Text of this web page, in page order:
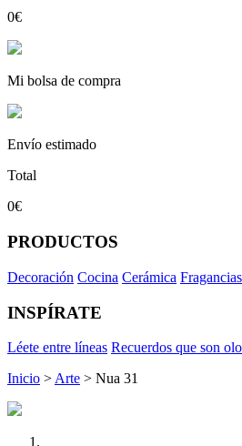
0€
Mi bolsa de compra
Envío estimado
Total
0€
PRODUCTOS
Decoración Cocina Cerámica Fragancias
INSPÍRATE
Léete entre líneas Recuerdos que son
Inicio > Arte > Nua 31